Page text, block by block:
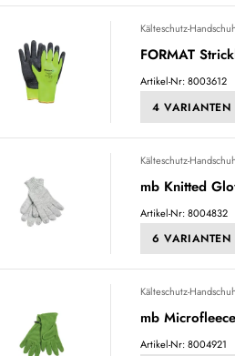
Kälteschutz-
FORMAT
Artikel-Nr: 8003612
4 VARIANTEN
Kälteschutz-
mb Knitted
Artikel-Nr: 8004832
6 VARIANTEN
Kälteschutz-
mb
Artikel-Nr: 8004921